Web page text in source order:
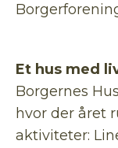
Et hus med
Borgernes
hvor der året
aktiviteter: